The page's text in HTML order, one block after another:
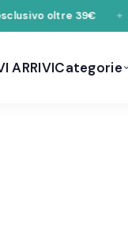
oltre 39€ ✦ 📦
ARRIVICategorie